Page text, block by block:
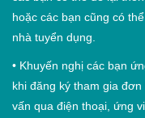
hoặc các bạn cũng có
nhà tuyển dụng.
• Khuyến nghị các bạn
khi đăng ký tham gia
vấn qua điện thoại, ứng